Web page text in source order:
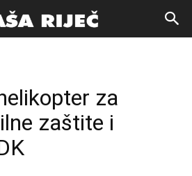
za
zaštite i